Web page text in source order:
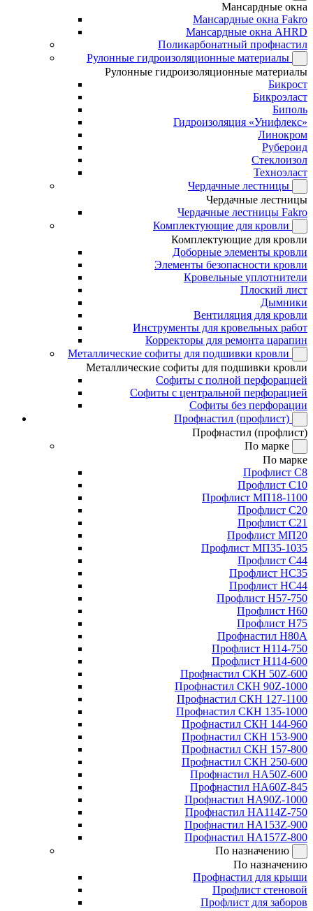
Мансардные окна
Мансардные окна Fakro
Мансардные окна AHRD
Поликарбонатный профнастил
Рулонные гидроизоляционные материалы
Рулонные гидроизоляционные материалы
Бикрост
Бикроэласт
Биполь
Гидроизоляция «Унифлекс»
Линокром
Рубероид
Стеклоизол
Техноэласт
Чердачные лестницы
Чердачные лестницы
Чердачные лестницы Fakro
Комплектующие для кровли
Комплектующие для кровли
Доборные элементы кровли
Элементы безопасности кровли
Кровельные уплотнители
Плоский лист
Дымники
Вентиляция для кровли
Инструменты для кровельных работ
Корректоры для ремонта царапин
Металлические софиты для подшивки кровли
Металлические софиты для подшивки кровли
Софиты с полной перфорацией
Софиты с центральной перфорацией
Софиты без перфорации
Профнастил (профлист)
Профнастил (профлист)
По марке
По марке
Профлист С8
Профлист С10
Профлист МП18-1100
Профлист С20
Профлист С21
Профлист МП20
Профлист МП35-1035
Профлист С44
Профлист НС35
Профлист НС44
Профлист Н57-750
Профлист Н60
Профлист Н75
Профнастил Н80А
Профлист Н114-750
Профлист Н114-600
Профнастил СКН 50Z-600
Профнастил СКН 90Z-1000
Профнастил СКН 127-1100
Профнастил СКН 135-1000
Профнастил СКН 144-960
Профнастил СКН 153-900
Профнастил СКН 157-800
Профнастил СКН 250-600
Профнастил НА50Z-600
Профнастил НА60Z-845
Профнастил НА90Z-1000
Профнастил НА114Z-750
Профнастил НА153Z-900
Профнастил НА157Z-800
По назначению
По назначению
Профнастил для крыши
Профлист стеновой
Профлист для заборов